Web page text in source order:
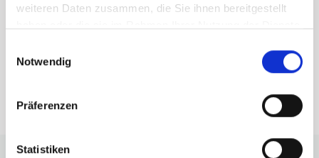
weiteren Daten zusammen, die Sie ihnen bereitgestellt
Notwendig
Präferenzen
Statistiken
Weitere Modelle auf Anfrage verfügbar!